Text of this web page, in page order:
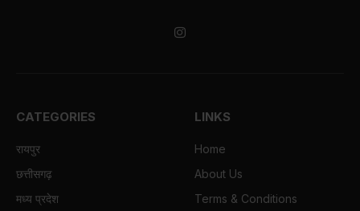
Instagram
CATEGORIES
रायपुर
छत्तीसगढ़
मध्य प्रदेश
LINKS
Home
About Us
Terms & Conditions